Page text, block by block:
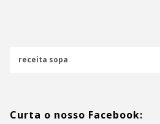
Curta o nosso Facebook: